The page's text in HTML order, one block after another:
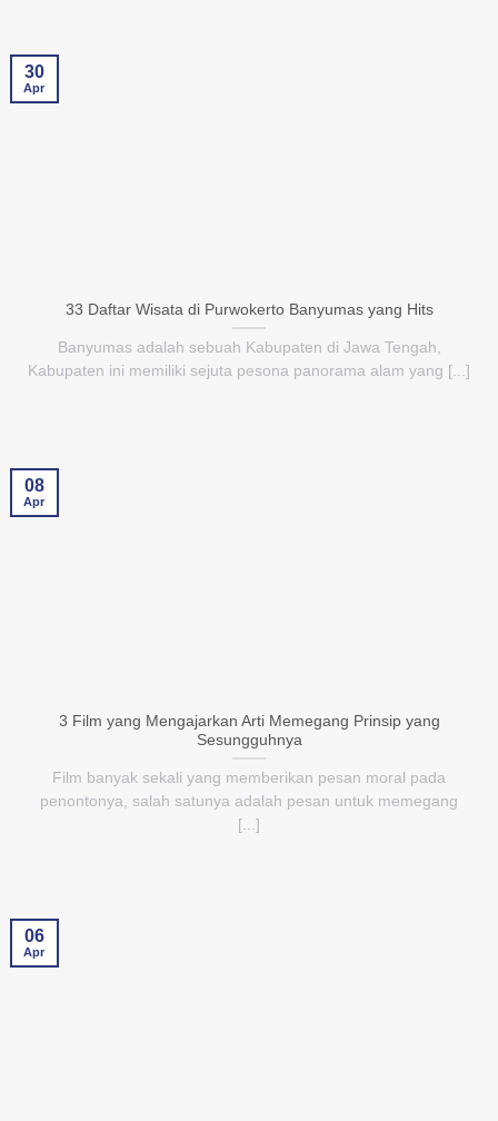
33 Daftar Wisata di Purwokerto Banyumas yang Hits
Banyumas adalah sebuah Kabupaten di Jawa Tengah,
Kabupaten ini memiliki sejuta pesona panorama alam yang [...]
30
Apr
3 Film yang Mengajarkan Arti Memegang Prinsip yang
Sesungguhnya
Film banyak sekali yang memberikan pesan moral pada
penontonya, salah satunya adalah pesan untuk memegang
[...]
08
Apr
06
Apr